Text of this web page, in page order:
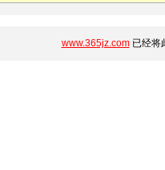
www.365jz.com已经将